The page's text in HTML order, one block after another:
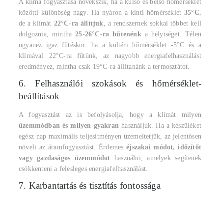
A klíma fogyasztása növekszik, ha a külső és belső hőmérséklet
közötti különbség nagy. Ha nyáron a kinti hőmérséklet 35°C
de a klímát 22°C-ra állítjuk
, a rendszernek sokkal többet kell
dolgoznia, mintha 25-26°C-ra hűtenénk a helyiséget. Télen
ugyanez igaz fűtéskor: ha a kültéri hőmérséklet -5°C és a
klímával 22°C-ra fűtünk, az nagyobb energiafelhasználást
eredményez, mintha csak 19°C-ra állítanánk a termosztátot.
6. Felhasználói szokások és hőmérséklet-
beállítások
A fogyasztást az is befolyásolja, hogy a klímát milyen
üzemmódban és milyen gyakran használjuk. Ha a készüléket
egész nap maximális teljesítményen üzemeltetjük, az jelentősen
növeli az áramfogyasztást. Érdemeséjszakai módot, időzítőt
vagy gazdaságos üzemmódot használni, amelyek segítenek
csökkenteni a felesleges energiafelhasználást.
7. Karbantartás és tisztítás fontossága